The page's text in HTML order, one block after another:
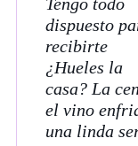
Tengo todo
dispuesto
recibirte
¿Hueles la
casa? La
el vino
una linda